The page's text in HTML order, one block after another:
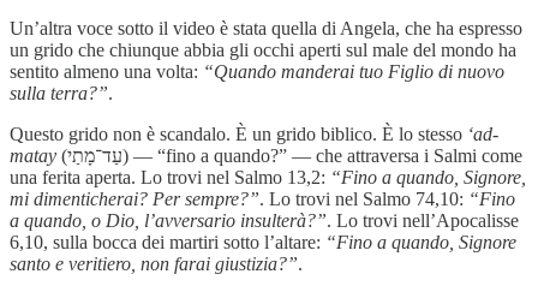
Un’altra voce sotto il video è stata quella di Angela, che ha espresso
un grido che chiunque abbia gli occhi aperti sul male del mondo ha
sentito almeno una volta: “Quando manderai tuo Figlio di nuovo
sulla terra?”.
Questo grido non è scandalo. È un grido biblico. È lo stesso ‘ad-
matay (עַד־מָתַי) — “fino a quando?” — che attraversa i Salmi come
una ferita aperta. Lo trovi nel Salmo 13,2: “Fino a quando, Signore,
mi dimenticherai? Per sempre?”. Lo trovi nel Salmo 74,10: “Fino
a quando, o Dio, l’avversario insulterà?”. Lo trovi nell’Apocalisse
6,10, sulla bocca dei martiri sotto l’altare: “Fino a quando, Signore
santo e veritiero, non farai giustizia?”.